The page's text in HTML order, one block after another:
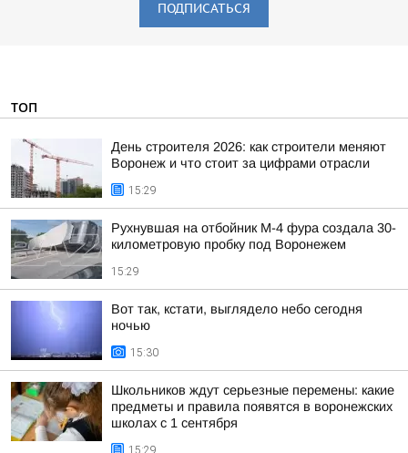
ПОДПИСАТЬСЯ
ТОП
День строителя 2026: как строители меняют
Воронеж и что стоит за цифрами отрасли
15:29
Рухнувшая на отбойник М-4 фура создала 30-
километровую пробку под Воронежем
15:29
Вот так, кстати, выглядело небо сегодня
ночью
15:30
Школьников ждут серьезные перемены: какие
предметы и правила появятся в воронежских
школах с 1 сентября
15:29